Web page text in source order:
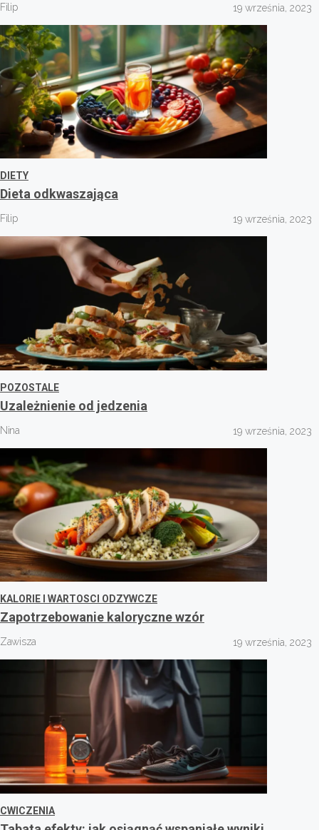
Filip 19 września, 2023
DIETY
Dieta odkwaszająca
Filip 19 września, 2023
POZOSTALE
Uzależnienie od jedzenia
Nina 19 września, 2023
KALORIE I WARTOSCI ODZYWCZE
Zapotrzebowanie kaloryczne wzór
Zawisza 19 września, 2023
CWICZENIA